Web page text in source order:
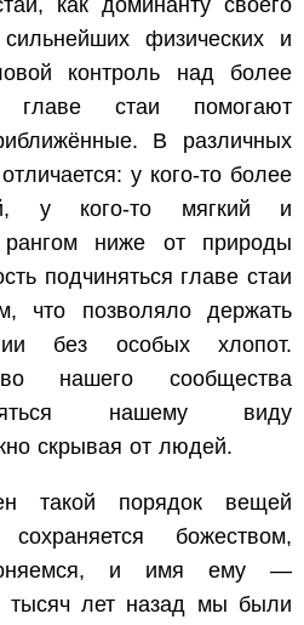
как доминанту своего
физических и
контроль над более
главе стаи помогают
В различных
у кого-то более
у кого-то мягкий и
ниже от природы
подчиняться главе стаи
что позволяло держать
без особых хлопот.
нашего сообщества
нашему виду
скрывая от людей.
такой порядок вещей
божеством,
и имя ему —
тысяч лет назад мы были